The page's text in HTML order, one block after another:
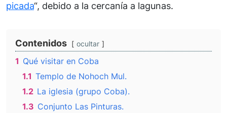
picada“, debido a la cercanía a lagunas.
Contenidos ocultar
1 Qué visitar en Coba
1.1 Templo de Nohoch Mul.
1.2 La iglesia (grupo Coba).
1.3 Conjunto Las Pinturas.